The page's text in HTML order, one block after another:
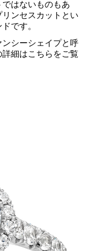
はないものもあ
ンセスカットとい
です。
シーシェイプと呼
細はこちらをご覧